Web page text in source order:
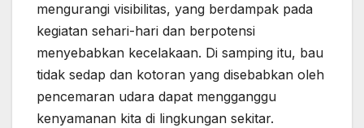
mengurangi visibilitas, yang berdampak pada
kegiatan sehari-hari dan berpotensi
menyebabkan kecelakaan. Di samping itu, bau
tidak sedap dan kotoran yang disebabkan oleh
pencemaran udara dapat mengganggu
kenyamanan kita di lingkungan sekitar.